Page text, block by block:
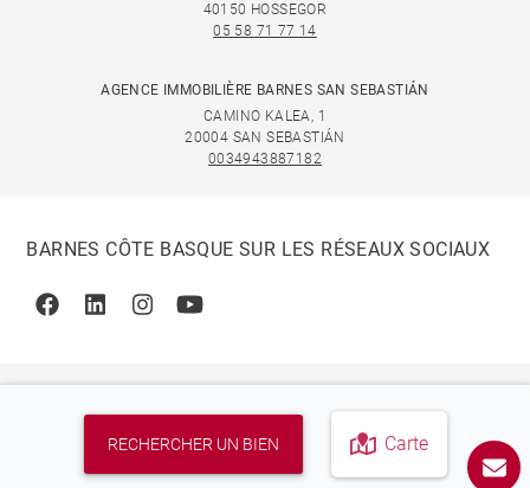
RECHERCHER UN BIEN Carte
40150 HOSSEGOR
05 58 71 77 14
AGENCE IMMOBILIÈRE BARNES SAN SEBASTIÁN
CAMINO KALEA, 1
20004 SAN SEBASTIÁN
0034943887182
BARNES CÔTE BASQUE SUR LES RÉSEAUX SOCIAUX
FacebookLinkedinInstagramYoutube
© 2026 BARNES, INTERNATIONAL REALTY - BARNES
INTERNATIONAL